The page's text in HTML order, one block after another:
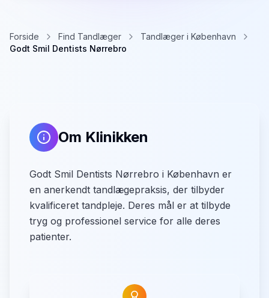
Forside Find Tandlæger
Tandlæger i København
Godt Smil Dentists Nørrebro
Om Klinikken
Godt Smil Dentists Nørrebro i København er
en anerkendt tandlægepraksis, der tilbyder
kvalificeret tandpleje. Deres mål er at tilbyde
tryg og professionel service for alle deres
patienter.